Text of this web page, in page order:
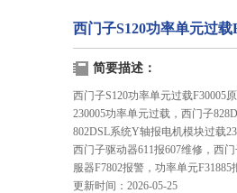
西门子S120功率单元过
简要描述：
西门子S120功率单元过载F30005
230005功率单元过载，西门子
802DSL系统Y轴报电机模块过载
西门子驱动器611报607维修，西
服器F7802报警，功率单元F31885
更新时间：2026-05-25